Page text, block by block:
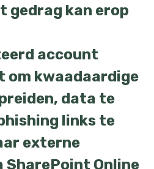
gedrag kan erop
account
kwaadaardige
data te
links te
externe
SharePoint Online